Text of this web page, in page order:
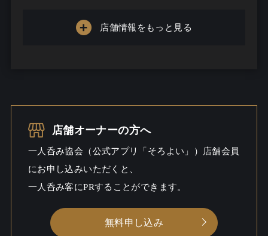
一人呑み
ワイワイ / しっとり
店舗情報をもっと見る
店舗オーナーの方へ
一人呑み協会（公式アプリ「そろよい」）店舗会員
にお申し込みいただくと、
一人呑み客にPRすることができます。
無料申し込み